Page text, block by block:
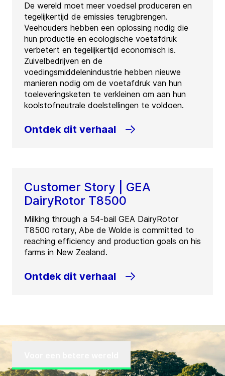
De wereld moet meer voedsel produceren en
tegelijkertijd de emissies terugbrengen.
Veehouders hebben een oplossing nodig die
hun productie en ecologische voetafdruk
verbetert en tegelijkertijd economisch is.
Zuivelbedrijven en de
voedingsmiddelenindustrie hebben nieuwe
manieren nodig om de voetafdruk van hun
toeleveringsketen te verkleinen om aan hun
koolstofneutrale doelstellingen te voldoen.
Ontdek dit verhaal
Customer Story | GEA
DairyRotor T8500
Milking through a 54-bail GEA DairyRotor
T8500 rotary, Abe de Wolde is committed to
reaching efficiency and production goals on his
farms in New Zealand.
Ontdek dit verhaal